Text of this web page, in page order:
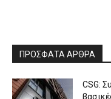
ΠΡΟΣΦΑΤΑ ΑΡΘΡΑ
CSG: